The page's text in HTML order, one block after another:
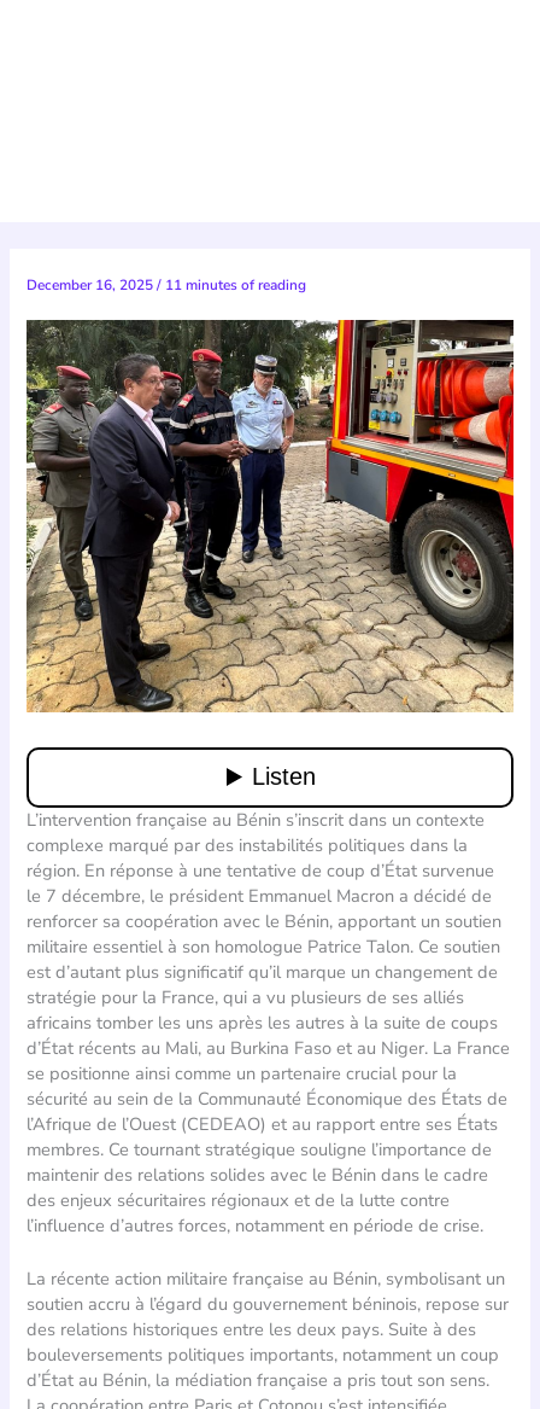
December 16, 2025/ 11 minutes of reading
L’intervention française au Bénin s’inscrit dans un contexte
complexe marqué par des instabilités politiques dans la
région. En réponse à une tentative de coup d’État survenue
le 7 décembre, le président Emmanuel Macron a décidé de
renforcer sa coopération avec le Bénin, apportant un soutien
militaire essentiel à son homologue Patrice Talon. Ce soutien
est d’autant plus significatif qu’il marque un changement de
stratégie pour la France, qui a vu plusieurs de ses alliés
africains tomber les uns après les autres à la suite de coups
d’État récents au Mali, au Burkina Faso et au Niger. La France
se positionne ainsi comme un partenaire crucial pour la
sécurité au sein de la Communauté Économique des États de
l’Afrique de l’Ouest (CEDEAO) et au rapport entre ses États
membres. Ce tournant stratégique souligne l’importance de
maintenir des relations solides avec le Bénin dans le cadre
des enjeux sécuritaires régionaux et de la lutte contre
l’influence d’autres forces, notamment en période de crise.
La récente action militaire française au Bénin, symbolisant un
soutien accru à l’égard du gouvernement béninois, repose sur
des relations historiques entre les deux pays. Suite à des
bouleversements politiques importants, notamment un coup
d’État au Bénin, la médiation française a pris tout son sens.